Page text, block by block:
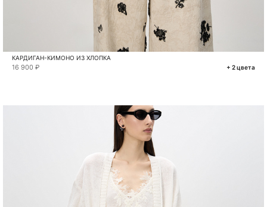
КАРДИГАН-КИМОНО ИЗ ХЛОПКА
16 900 ₽ + 2 цвета